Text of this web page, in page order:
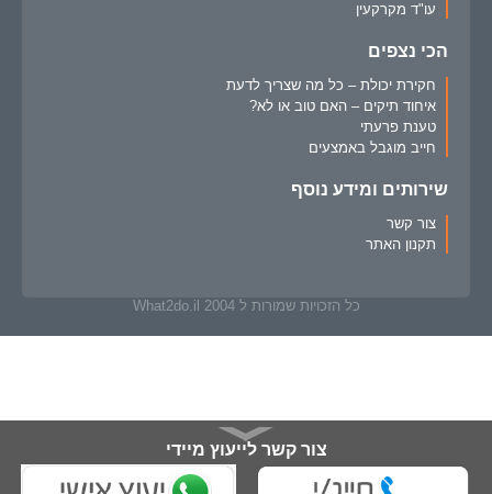
עו"ד מקרקעין
הכי נצפים
חקירת יכולת – כל מה שצריך לדעת
איחוד תיקים – האם טוב או לא?
טענת פרעתי
חייב מוגבל באמצעים
שירותים ומידע נוסף
צור קשר
תקנון האתר
כל הזכויות שמורות ל What2do.il 2004
צור קשר לייעוץ מיידי